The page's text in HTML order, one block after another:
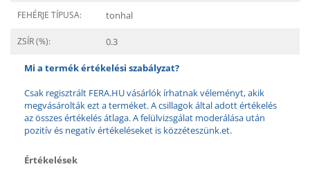
FEHÉRJE TÍPUSA: tonhal
ZSÍR (%): 0.3
Mi a termék értékelési szabályzat?
Csak regisztrált FERA.HU vásárlók írhatnak véleményt, akik
megvásárolták ezt a terméket. A csillagok által adott értékelés
az összes értékelés átlaga. A felülvizsgálat moderálása után
pozitív és negatív értékeléseket is közzéteszünk.et.
Értékelések